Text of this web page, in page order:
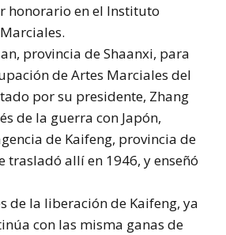
honorario en el Instituto
provincia de Shaanxi, para
de Artes Marciales del
por su presidente, Zhang
de la guerra con Japón,
de Kaifeng, provincia de
trasladó allí en 1946, y enseñó
de la liberación de Kaifeng, ya
con las misma ganas de